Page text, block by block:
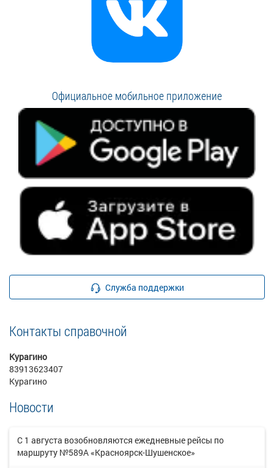
Официальное мобильное приложение
Служба поддержки
Контакты справочной
Курагино
83913623407
Курагино
Новости
С 1 августа возобновляются ежедневные рейсы по
маршруту №589А «Красноярск-Шушенское»